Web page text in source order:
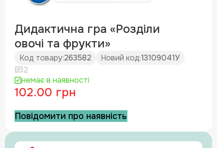
Дидактична гра «Розділи
овочі та фрукти»
Код товару:263582 Новий код:13109041У
2
немає в наявності
102.00 грн
Повідомити про наявність